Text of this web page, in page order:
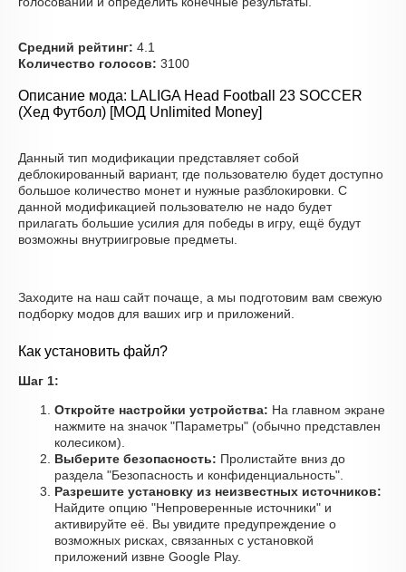
Средний рейтинг: 4.1
Количество голосов: 3100
Описание мода: LALIGA Head Football 23 SOCCER
(Хед Футбол) [МОД Unlimited Money]
Данный тип модификации представляет собой
деблокированный вариант, где пользователю будет доступно
большое количество монет и нужные разблокировки. С
данной модификацией пользователю не надо будет
прилагать большие усилия для победы в игру, ещё будут
возможны внутриигровые предметы.
Заходите на наш сайт почаще, а мы подготовим вам свежую
подборку модов для ваших игр и приложений.
Как установить файл?
Шаг 1:
Откройте настройки устройства: На главном экране
нажмите на значок "Параметры" (обычно представлен
колесиком).
Выберите безопасность: Пролистайте вниз до
раздела "Безопасность и конфиденциальность".
Разрешите установку из неизвестных источников:
Найдите опцию "Непроверенные источники" и
активируйте её. Вы увидите предупреждение о
возможных рисках, связанных с установкой
приложений извне Google Play.